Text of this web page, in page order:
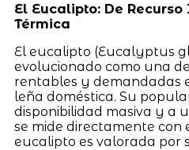
El Eucalipto: De
Térmica
El eucalipto (Eucalyptus
evolucionado como una
rentables y demandadas
leña doméstica. Su
disponibilidad masiva y a
se mide directamente con
eucalipto es valorada por